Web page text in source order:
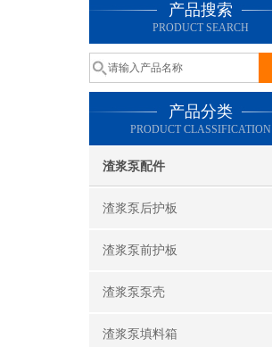
产品搜索
PRODUCT SEARCH
产品分类
PRODUCT CLASSIFICATION
渣浆泵配件
渣浆泵后护板
渣浆泵前护板
渣浆泵泵壳
渣浆泵填料箱